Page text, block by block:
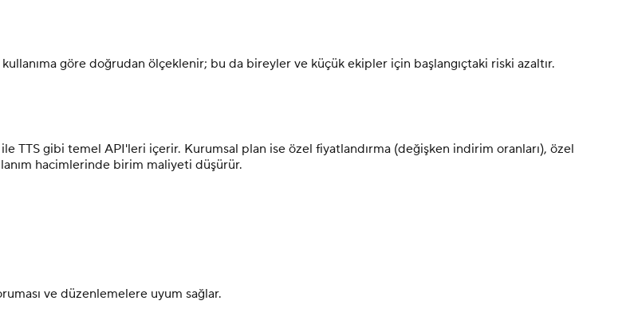
göre doğrudan ölçeklenir; bu da bireyler ve küçük ekipler için başlangıçtaki riski azaltır.
TTS gibi temel API'leri içerir. Kurumsal plan ise özel fiyatlandırma (değişken indirim oranları), özel
hacimlerinde birim maliyeti düşürür.
ve düzenlemelere uyum sağlar.